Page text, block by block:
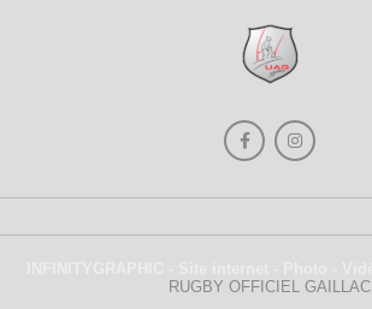
RUGBY OFFICIEL GAILLAC